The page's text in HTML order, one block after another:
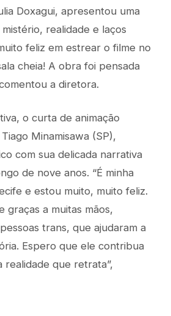
Doxagui, apresentou uma
realidade e laços
feliz em estrear o filme no
cheia! A obra foi pensada
a diretora.
o curta de animação
Minamisawa (SP),
com sua delicada narrativa
de nove anos. “É minha
e estou muito, muito feliz.
graças a muitas mãos,
trans, que ajudaram a
Espero que ele contribua
realidade que retrata”,